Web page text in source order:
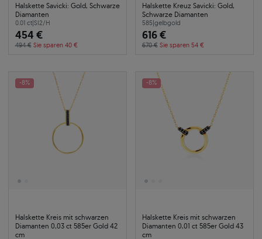
Halskette Savicki: Gold, Schwarze
Diamanten
0.01 ct|SI2/H
454 €
494 € Sie sparen 40 €
Halskette Kreuz Savicki: Gold,
Schwarze Diamanten
585|gelbgold
616 €
670 € Sie sparen 54 €
-8%
Halskette Kreis mit schwarzen
Diamanten 0,03 ct 585er Gold 42
cm
-8%
Halskette Kreis mit schwarzen
Diamanten 0,01 ct 585er Gold 43
cm